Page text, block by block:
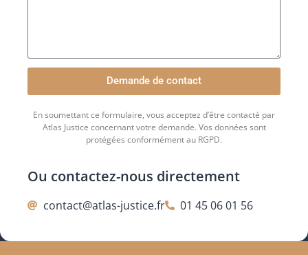
Demande de contact
En soumettant ce formulaire, vous acceptez d’être contacté par
Atlas Justice concernant votre demande. Vos données sont
protégées conformément au RGPD.
Ou contactez-nous directement
contact@atlas-justice.fr 01 45 06 01 56